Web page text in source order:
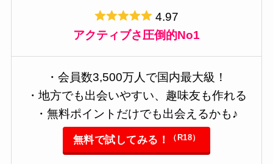
4.97
アクティブさ圧倒的No1
・会員数3,500万人で国内最大級！
・地方でも出会いやすい、趣味友も作れる
・無料ポイントだけでも出会えるかも♪
無料で試してみる！ （R18）